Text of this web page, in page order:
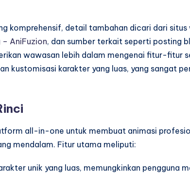
komprehensif, detail tambahan dicari dari situs
– AniFuzion, dan sumber terkait seperti posting
wawasan lebih dalam mengenai fitur-fitur
kustomisasi karakter yang luas, yang sangat
all-in-one untuk membuat animasi
mendalam. Fitur utama meliputi:
unik yang luas, memungkinkan pengguna